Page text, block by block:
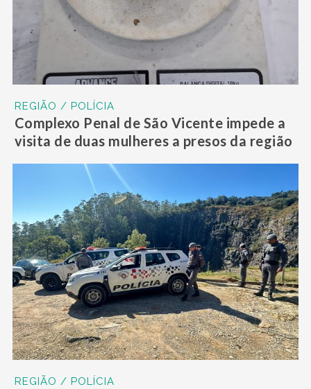
REGIÃO / POLÍCIA
Complexo Penal de São Vicente impede a
visita de duas mulheres a presos da região
REGIÃO / POLÍCIA